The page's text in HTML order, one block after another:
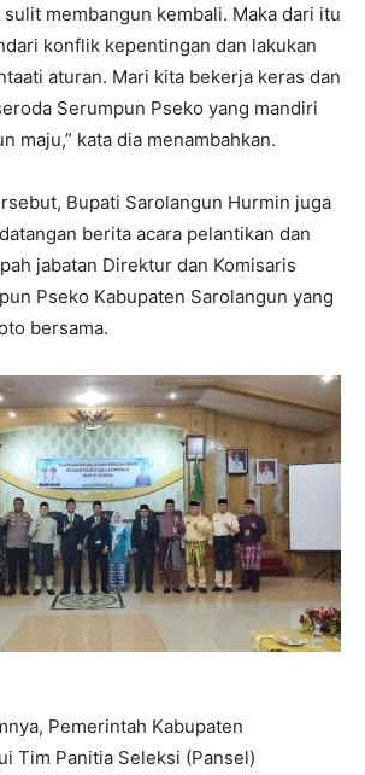
sulit membangun kembali. Maka dari itu
konflik kepentingan dan lakukan
aturan. Mari kita bekerja keras dan
Serumpun Pseko yang mandiri
maju,” kata dia menambahkan.
Bupati Sarolangun Hurmin juga
berita acara pelantikan dan
jabatan Direktur dan Komisaris
Pseko Kabupaten Sarolangun yang
bersama.
Pemerintah Kabupaten
Tim Panitia Seleksi (Pansel)